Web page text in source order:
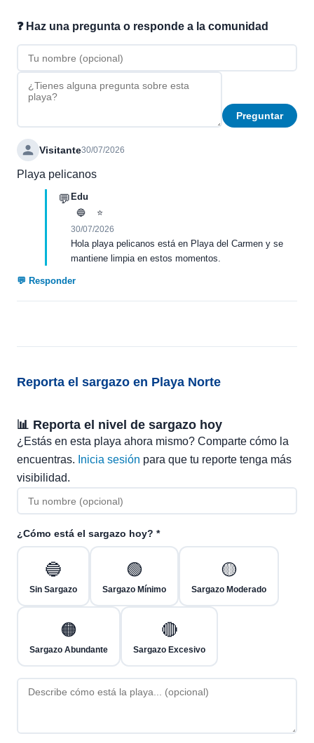
❓ Haz una pregunta o responde a la comunidad
Preguntar
Visitante30/07/2026
Playa pelicanos
💬 Edu
🔵
⭐
30/07/2026
Hola playa pelicanos está en Playa del Carmen y se
mantiene limpia en estos momentos.
💬 Responder
Reporta el sargazo en Playa Norte
📊 Reporta el nivel de sargazo hoy
¿Estás en esta playa ahora mismo? Comparte cómo la
encuentras. Inicia sesión para que tu reporte tenga más
visibilidad.
¿Cómo está el sargazo hoy? *
🔵
Sin Sargazo
🟢
Sargazo Mínimo
🟡
Sargazo Moderado
🟠
Sargazo Abundante
🔴
Sargazo Excesivo